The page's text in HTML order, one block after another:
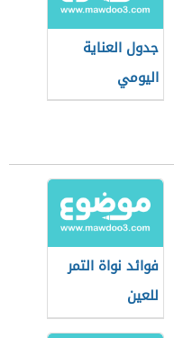
جدول العناية
اليومي
فوائد نواة التمر
للعين